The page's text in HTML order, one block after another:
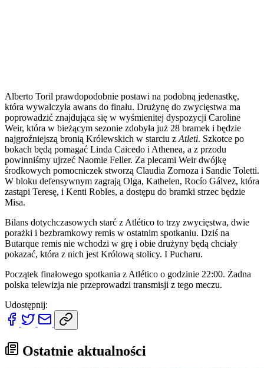
Alberto Toril prawdopodobnie postawi na podobną jedenastkę,
która wywalczyła awans do finału. Drużynę do zwycięstwa ma
poprowadzić znajdująca się w wyśmienitej dyspozycji Caroline
Weir, która w bieżącym sezonie zdobyła już 28 bramek i będzie
najgroźniejszą bronią Królewskich w starciu z Atleti. Szkotce po
bokach będą pomagać Linda Caicedo i Athenea, a z przodu
powinniśmy ujrzeć Naomie Feller. Za plecami Weir dwójkę
środkowych pomocniczek stworzą Claudia Zornoza i Sandie Toletti.
W bloku defensywnym zagrają Olga, Kathelen, Rocío Gálvez, która
zastąpi Teresę, i Kenti Robles, a dostępu do bramki strzec będzie
Misa.
Bilans dotychczasowych starć z Atlético to trzy zwycięstwa, dwie
porażki i bezbramkowy remis w ostatnim spotkaniu. Dziś na
Butarque remis nie wchodzi w grę i obie drużyny będą chciały
pokazać, która z nich jest Królową stolicy. I Pucharu.
Początek finałowego spotkania z Atlético o godzinie 22:00. Żadna
polska telewizja nie przeprowadzi transmisji z tego meczu.
Udostępnij:
Ostatnie aktualności